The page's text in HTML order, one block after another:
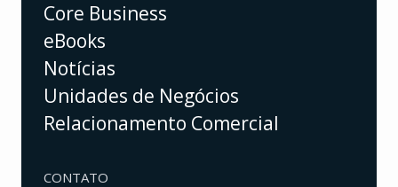
Core Business
eBooks
Notícias
Unidades de Negócios
Relacionamento Comercial
CONTATO